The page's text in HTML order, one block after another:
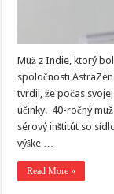
Muž z Indie, ktorý
spoločnosti
tvrdil, že počas
účinky. 40-ročný
sérový inštitút so
výške …
Read More »